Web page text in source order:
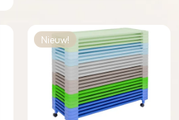
Nieuw!